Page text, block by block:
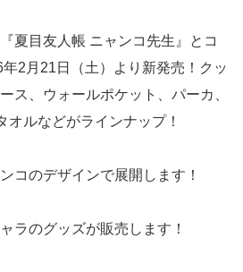
夏目友人帳 ニャンコ先生』とコ
2月21日（土）より新発売！クッ
ス、ウォールポケット、パーカ、
オルなどがラインナップ！
コのデザインで展開します！
ラのグッズが販売します！